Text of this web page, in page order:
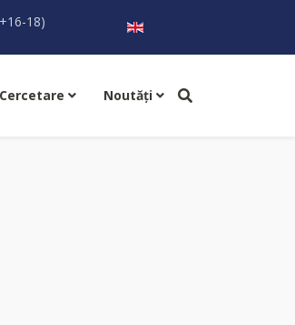
18) Selectați limba dvs
Cercetare Noutăţi